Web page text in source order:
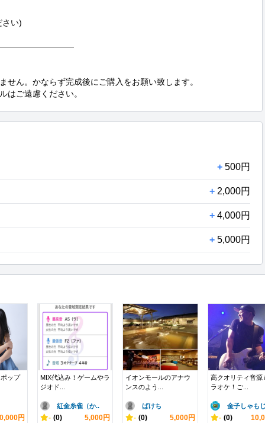
い)
ん。かならず完成後にご購入をお願い致します。
はご遠慮ください。
+ 500円
+ 2,000円
+ 4,000円
+ 5,000円
ップ
円
MIX代込み！ゲームやラ
ジオド...
紅金糸雀（か..
- (0) 5,000円
イオンモールのアナウ
ンスのよう...
ばけち
- (0) 5,000円
高クオリティ音源
ラオケ！ご...
金子しゃも
- (0)